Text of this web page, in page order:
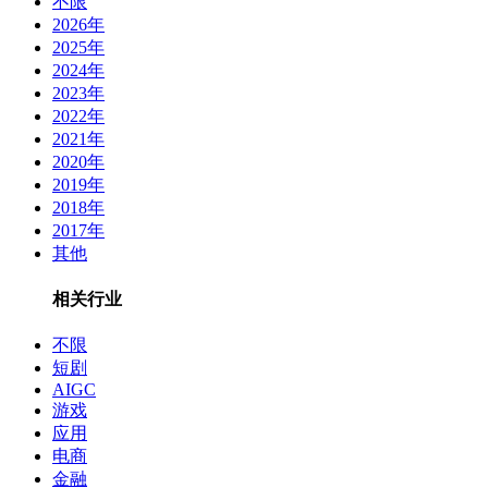
2026年
2025年
2024年
2023年
2022年
2021年
2020年
2019年
2018年
2017年
其他
相关行业
不限
短剧
AIGC
游戏
应用
电商
金融